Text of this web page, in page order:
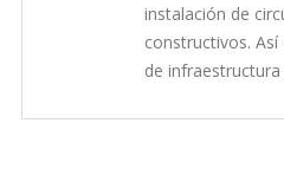
instalación de
constructivos.
de